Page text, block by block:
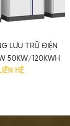
LƯU TRỮ ĐIỆN
50KW/120KWH
LIÊN HỆ